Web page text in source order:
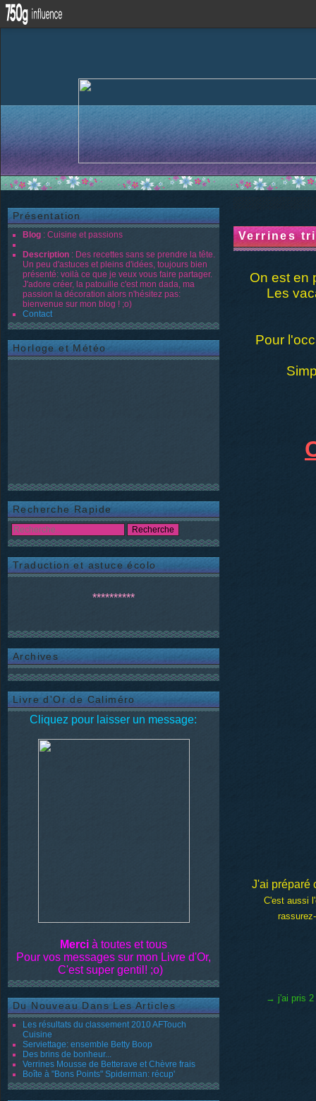
Présentation
Blog : Cuisine et passions
Description : Des recettes sans se prendre la tête.
Un peu d'astuces et pleins d'idées, toujours bien
présenté: voilà ce que je veux vous faire partager.
J'adore créer, la patouille c'est mon dada, ma
passion la décoration alors n'hésitez pas:
bienvenue sur mon blog ! ;o)
Contact
Horloge et Météo
Recherche Rapide
Traduction et astuce écolo
**********
Archives
Livre d'Or de Caliméro
Cliquez pour laisser un message:
Merci à toutes et tous
Pour vos messages sur mon Livre d'Or,
C'est super gentil! ;o)
Du Nouveau Dans Les Articles
Les résultats du classement 2010 AFTouch
Cuisine
Serviettage: ensemble Betty Boop
Des brins de bonheur...
Verrines Mousse de Betterave et Chèvre frais
Boîte à "Bons Points" Spiderman: récup'
Verrines
On est en
Les
Pour
J'ai préparé
C'est aussi
→ j'ai pris 2